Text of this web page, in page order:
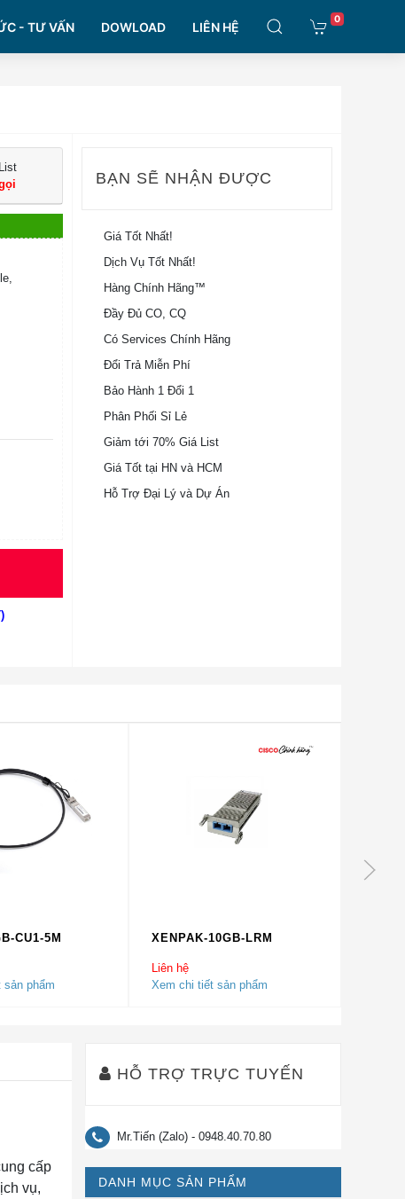
- TƯ VẤN DOWLOAD LIÊN HỆ
0
BẠN SẼ NHẬN ĐƯỢC
Giá Tốt Nhất!
Dịch Vụ Tốt Nhất!
Hàng Chính Hãng™
Đầy Đủ CO, CQ
Có Services Chính Hãng
Đổi Trả Miễn Phí
Bảo Hành 1 Đổi 1
Phân Phối Sỉ Lẻ
Giảm tới 70% Giá List
Giá Tốt tại HN và HCM
Hỗ Trợ Đại Lý và Dự Án
CU1-5M
phẩm
XENPAK-10GB-LRM
Liên hệ
Xem chi tiết sản phẩm
cấp
vụ,
HỖ TRỢ TRỰC TUYẾN
Mr.Tiến (Zalo) - 0948.40.70.80
DANH MỤC SẢN PHẨM